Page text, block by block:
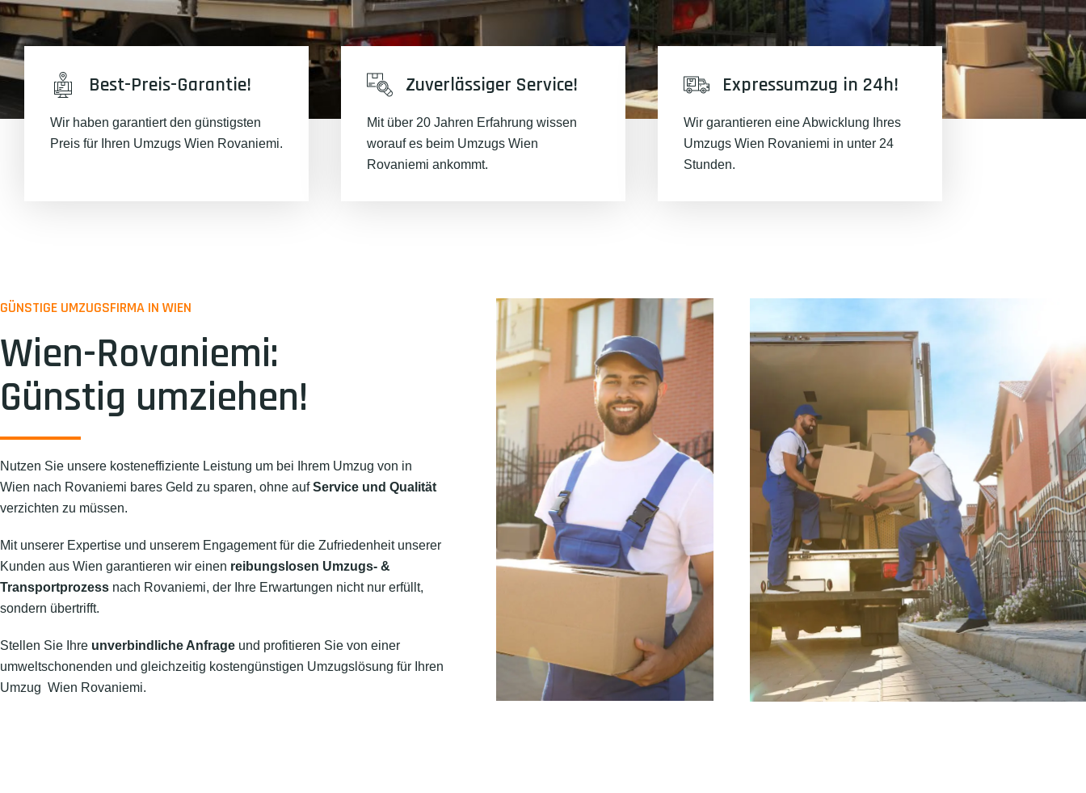
Best-Preis-Garantie!
Wir haben garantiert den günstigsten
Preis für Ihren Umzugs Wien Rovaniemi.
Zuverlässiger Service!
Mit über 20 Jahren Erfahrung wissen
worauf es beim Umzugs Wien
Rovaniemi ankommt.
Expressumzug in 24h!
Wir garantieren eine Abwicklung Ihres
Umzugs Wien Rovaniemi in unter 24
Stunden.
GÜNSTIGE UMZUGSFIRMA IN WIEN
Wien-Rovaniemi:
Günstig umziehen!
Nutzen Sie unsere kosteneffiziente Leistung um bei Ihrem Umzug von in
Wien nach Rovaniemi bares Geld zu sparen, ohne aufService und Qualität
verzichten zu müssen.
Mit unserer Expertise und unserem Engagement für die Zufriedenheit unserer
Kunden aus Wien garantieren wir einen reibungslosen Umzugs- &
Transportprozess nach Rovaniemi, der Ihre Erwartungen nicht nur erfüllt,
sondern übertrifft.
Stellen Sie Ihre unverbindliche Anfrage und profitieren Sie von einer
umweltschonenden und gleichzeitig kostengünstigen Umzugslösung für Ihren
Umzug Wien Rovaniemi.